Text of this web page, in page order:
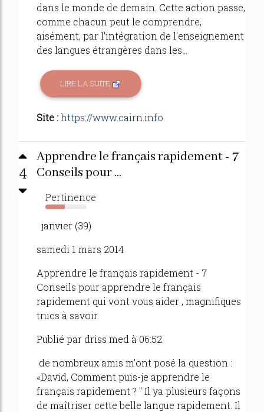
dans le monde de demain. Cette action passe,
comme chacun peut le comprendre,
aisément, par l'intégration de l'enseignement
des langues étrangères dans les...
LIRE LA SUITE
Site :https://www.cairn.info
4
Apprendre le français rapidement - 7
Conseils pour ...
Pertinence
47%
janvier (39)
samedi 1 mars 2014
Apprendre le français rapidement - 7
Conseils pour apprendre le français
rapidement qui vont vous aider , magnifiques
trucs à savoir
Publié par driss med à 06:52
de nombreux amis m'ont posé la question :
«David, Comment puis-je apprendre le
français rapidement ? " Il ya plusieurs façons
de maîtriser cette belle langue rapidement. Il